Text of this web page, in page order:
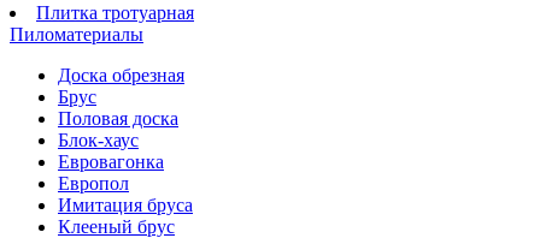
Плитка тротуарная
Пиломатериалы
Доска обрезная
Брус
Половая доска
Блок-хаус
Евровагонка
Европол
Имитация бруса
Клееный брус